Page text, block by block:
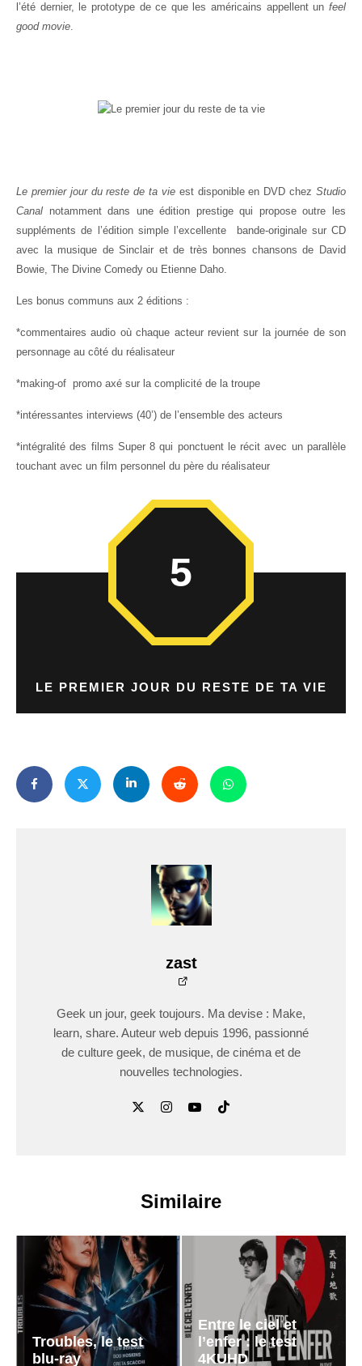
l’été dernier, le prototype de ce que les américains appellent un feel
good movie.
Le premier jour du reste de ta vieest disponible en DVD chezStudio
Canal notamment dans une édition prestige qui propose outre les
suppléments de l’édition simple l’excellente bande-originale sur CD
avec la musique de Sinclair et de très bonnes chansons de David
Bowie, The Divine Comedy ou Etienne Daho.
Les bonus communs aux 2 éditions :
*commentaires audio où chaque acteur revient sur la journée de son
personnage au côté du réalisateur
*making-of promo axé sur la complicité de la troupe
*intéressantes interviews (40’) de l’ensemble des acteurs
*intégralité des films Super 8 qui ponctuent le récit avec un parallèle
touchant avec un film personnel du père du réalisateur
LE PREMIER JOUR DU RESTE DE TA VIE
5
zast
Geek un jour, geek toujours. Ma devise : Make,
learn, share. Auteur web depuis 1996, passionné
de culture geek, de musique, de cinéma et de
nouvelles technologies.
Similaire
Troubles, le test
blu-ray
Entre le ciel et
l’enfer : le test
4KUHD